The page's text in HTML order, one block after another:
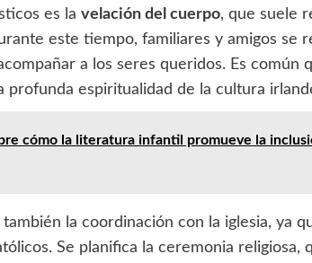
es la velación del cuerpo, que suele
este tiempo, familiares y amigos se
a los seres queridos. Es común
espiritualidad de la cultura
cómo la literatura infantil promueve la
la coordinación con la iglesia, ya
Se planifica la ceremonia religiosa,